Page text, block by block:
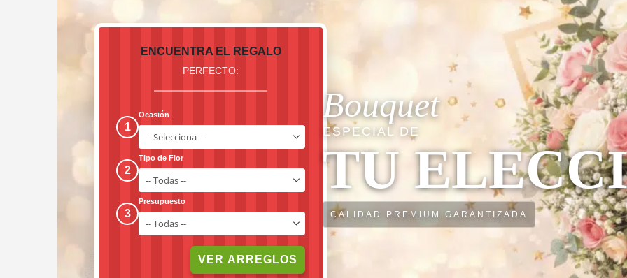
ENCUENTRA EL REGALO
PERFECTO:
1
Ocasión
2
Tipo de Flor
3
Presupuesto
VER ARREGLOS
Bouquet
ESPECIAL DE
TU
CALIDAD PREMIUM GARANTIZADA